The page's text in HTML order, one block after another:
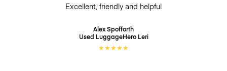
Excellent, friendly and helpful
Alex Spofforth
Used LuggageHero Leri
★★★★★